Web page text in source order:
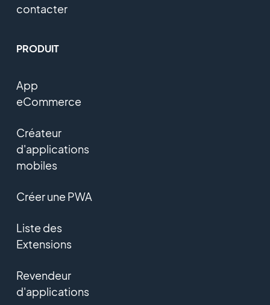
contacter
PRODUIT
App
eCommerce
Créateur
d'applications
mobiles
Créer une PWA
Liste des
Extensions
Revendeur
d'applications